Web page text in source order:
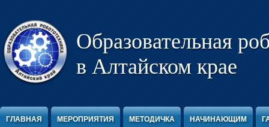
Образовательная
в Алтайском крае
ГЛАВНАЯ МЕРОПРИЯТИЯ МЕТОДИЧКА НАЧИНАЮЩИМ